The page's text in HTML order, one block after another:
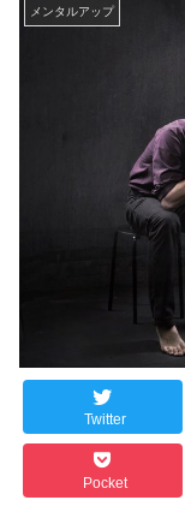
メンタルアップ
Twitter
Pocket